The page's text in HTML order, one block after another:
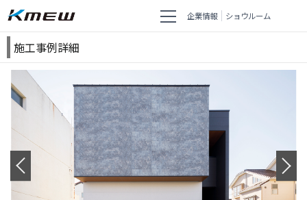
企業情報 ショウルーム
施工事例詳細